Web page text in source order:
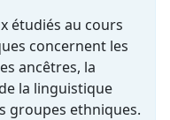
étudiés au cours
concernent les
ancêtres, la
la linguistique
groupes ethniques.